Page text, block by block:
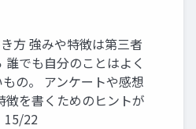
方 強みや特徴は第三者
誰でも自分のことはよく
の。 アンケートや感想
徴を書くためのヒントが
15/22